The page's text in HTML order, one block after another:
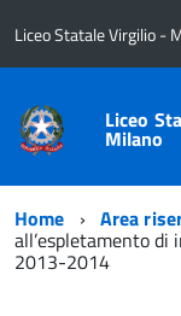
Liceo Statale Virgilio -
Liceo
Milano
Home Area
all’espletamento
2013-2014